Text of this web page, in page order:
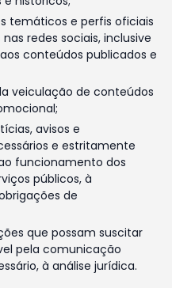
temáticos e perfis oficiais
redes sociais, inclusive
conteúdos publicados e
veiculação de conteúdos
avisos e
e estritamente
funcionamento dos
públicos, à
de
que possam suscitar
pela comunicação
à análise jurídica.